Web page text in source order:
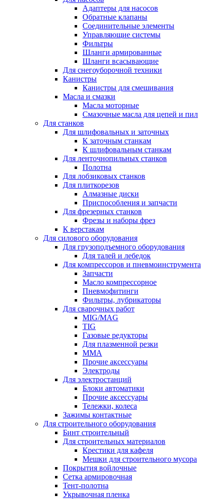
Адаптеры для насосов
Обратные клапаны
Соединительные элементы
Управляющие системы
Фильтры
Шланги армированные
Шланги всасывающие
Для снегоуборочной техники
Канистры
Канистры для смешивания
Масла и смазки
Масла моторные
Смазочные масла для цепей и пил
Для станков
Для шлифовальных и заточных
К заточным станкам
К шлифовальным станкам
Для ленточнопильных станков
Полотна
Для лобзиковых станков
Для плиткорезов
Алмазные диски
Приспособления и запчасти
Для фрезерных станков
Фрезы и наборы фрез
К верстакам
Для силового оборудования
Для грузоподъемного оборудования
Для талей и лебедок
Для компрессоров и пневмоинструмента
Запчасти
Масло компрессорное
Пневмофитинги
Фильтры, лубрикаторы
Для сварочных работ
MIG/MAG
TIG
Газовые редукторы
Для плазменной резки
ММА
Прочие аксессуары
Электроды
Для электростанций
Блоки автоматики
Прочие аксессуары
Тележки, колеса
Зажимы контактные
Для строительного оборудования
Бинт строительный
Для строительных материалов
Крестики для кафеля
Мешки для строительного мусора
Покрытия войлочные
Сетка армировочная
Тент-полотна
Укрывочная пленка